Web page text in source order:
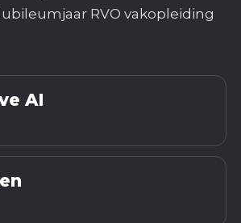
RVO vakopleiding
AI